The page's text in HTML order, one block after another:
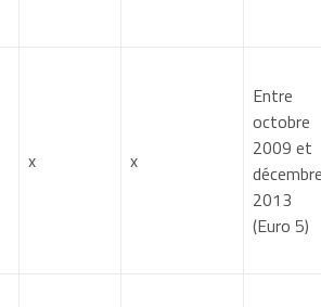
x x
Entre
octobre
2009 et
2013
(Euro 5)